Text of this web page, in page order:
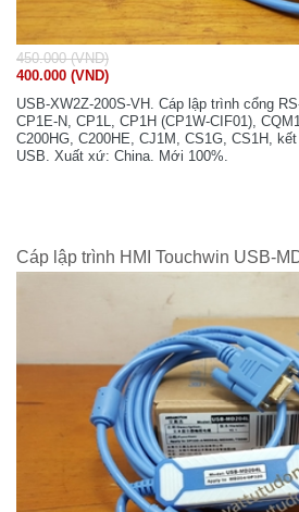
450.000 (VND)
400.000 (VND)
USB-XW2Z-200S-VH. Cáp lập trình cổng
CP1E-N, CP1L, CP1H (CP1W-CIF01),
C200HG, C200HE, CJ1M, CS1G, CS1H,
USB. Xuất xứ: China. Mới 100%.
Cáp lập trình HMI Touchwin USB-